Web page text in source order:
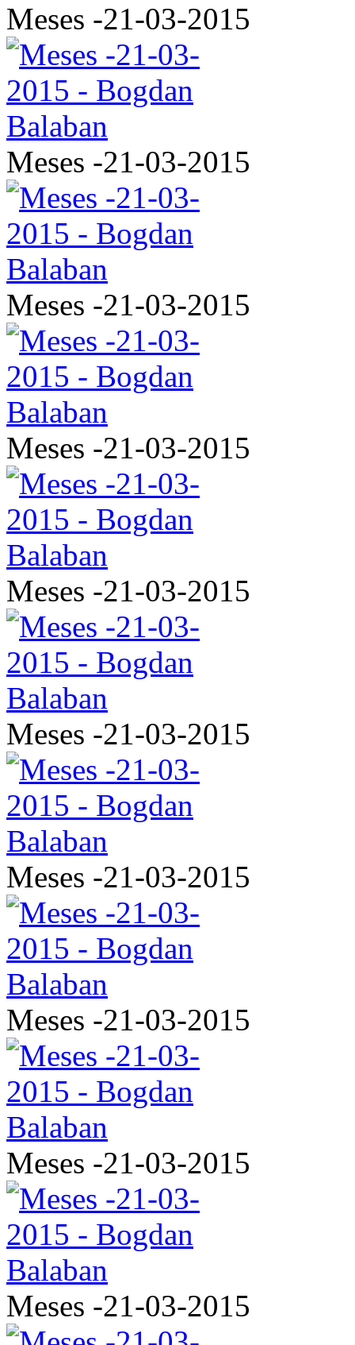
Meses -21-03-2015
Meses -21-03-2015
Meses -21-03-2015
Meses -21-03-2015
Meses -21-03-2015
Meses -21-03-2015
Meses -21-03-2015
Meses -21-03-2015
Meses -21-03-2015
Meses -21-03-2015